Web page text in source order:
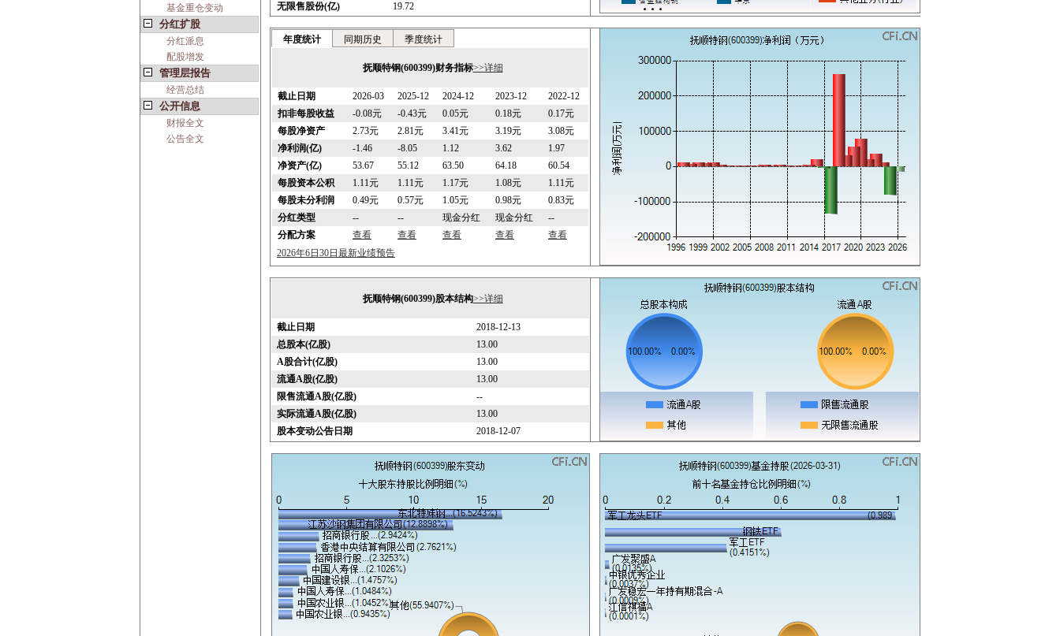
基金重仓变动
分红扩股
分红派息
配股增发
管理层报告
经营总结
公开信息
财报全文
公告全文
无限售股份(亿)
19.72
年度统计 同期历史 季度统计
抚顺特钢(600399)财务指标>>详细
截止日期 2026-03 2025-12 2024-12 2023-12
2022-12
扣非每股收益
-0.08元 -0.43元 0.05元 0.18元
0.17元
每股净资产
2.73元 2.81元 3.41元 3.19元
3.08元
净利润(亿)
-1.46 -8.05 1.12 3.62
1.97
净资产(亿)
53.67 55.12 63.50 64.18
60.54
每股资本公积
1.11元 1.11元 1.17元 1.08元
1.11元
每股未分利润
0.49元 0.57元 1.05元 0.98元
0.83元
分红类型
-- -- 现金分红 现金分红
--
分配方案
查看 查看 查看 查看
查看
2026年6日30日最新业绩预告
抚顺特钢(600399)股本结构>>详细
截止日期
2018-12-13
总股本(亿股)
13.00
A股合计(亿股)
13.00
流通A股(亿股)
13.00
限售流通A股(亿股)
--
实际流通A股(亿股)
13.00
股本变动公告日期
2018-12-07